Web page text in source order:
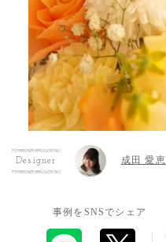
Designer 成田 愛恵
事例をSNSでシェア